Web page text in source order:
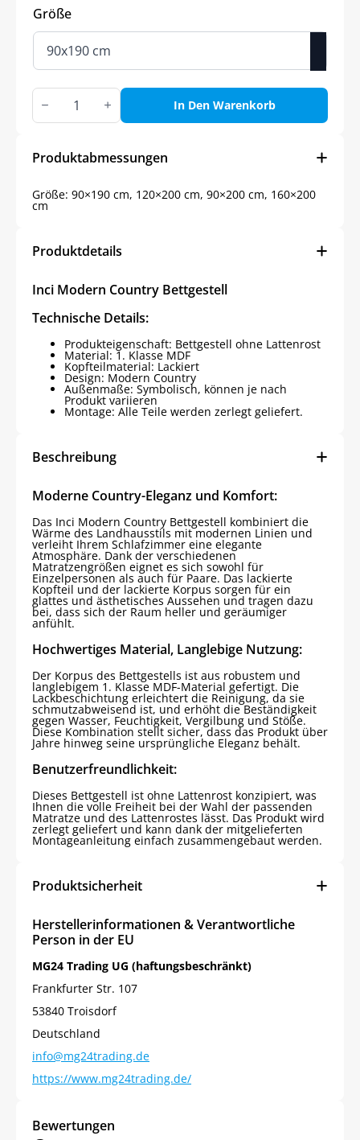
Größe
INCI
MODERNES
LANDHAUS-
Menge
In Den Warenkorb
Produktabmessungen
Größe: 90×190 cm, 120×200 cm, 90×200 cm, 160×200
cm
Produktdetails
Inci Modern Country Bettgestell
Technische Details:
Produkteigenschaft: Bettgestell ohne Lattenrost
Material: 1. Klasse MDF
Kopfteilmaterial: Lackiert
Design: Modern Country
Außenmaße: Symbolisch, können je nach
Produkt variieren
Montage: Alle Teile werden zerlegt geliefert.
Beschreibung
Moderne Country-Eleganz und Komfort:
Das Inci Modern Country Bettgestell kombiniert die
Wärme des Landhausstils mit modernen Linien und
verleiht Ihrem Schlafzimmer eine elegante
Atmosphäre. Dank der verschiedenen
Matratzengrößen eignet es sich sowohl für
Einzelpersonen als auch für Paare. Das lackierte
Kopfteil und der lackierte Korpus sorgen für ein
glattes und ästhetisches Aussehen und tragen dazu
bei, dass sich der Raum heller und geräumiger
anfühlt.
Hochwertiges Material, Langlebige Nutzung:
Der Korpus des Bettgestells ist aus robustem und
langlebigem 1. Klasse MDF-Material gefertigt. Die
Lackbeschichtung erleichtert die Reinigung, da sie
schmutzabweisend ist, und erhöht die Beständigkeit
gegen Wasser, Feuchtigkeit, Vergilbung und Stöße.
Diese Kombination stellt sicher, dass das Produkt über
Jahre hinweg seine ursprüngliche Eleganz behält.
Benutzerfreundlichkeit:
Dieses Bettgestell ist ohne Lattenrost konzipiert, was
Ihnen die volle Freiheit bei der Wahl der passenden
Matratze und des Lattenrostes lässt. Das Produkt wird
zerlegt geliefert und kann dank der mitgelieferten
Montageanleitung einfach zusammengebaut werden.
Produktsicherheit
Herstellerinformationen & Verantwortliche
Person in der EU
MG24 Trading UG (haftungsbeschränkt)
Frankfurter Str. 107
53840 Troisdorf
Deutschland
info@mg24trading.de
https://www.mg24trading.de/
Bewertungen